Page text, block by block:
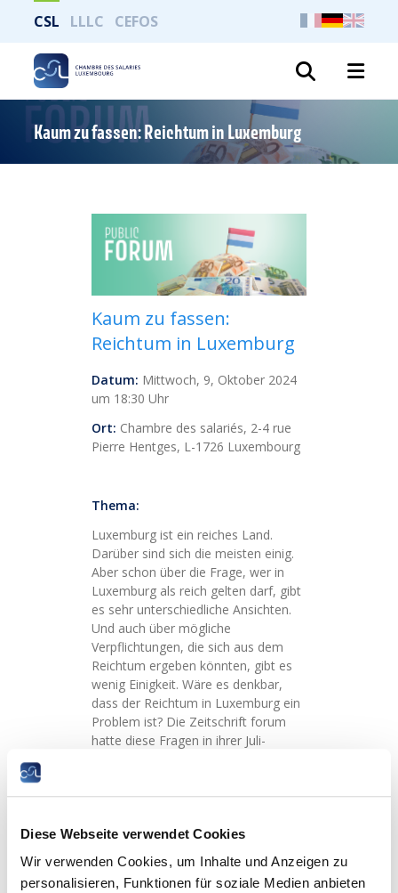
Diese Webseite verwendet Cookies
Wir verwenden Cookies, um Inhalte und Anzeigen zu
personalisieren, Funktionen für soziale Medien anbieten
CSL LLLC CEFOS
Kaum zu fassen: Reichtum in Luxemburg
Kaum zu fassen:
Reichtum in Luxemburg
Datum: Mittwoch, 9, Oktober 2024
um 18:30 Uhr
Ort: Chambre des salariés, 2-4 rue
Pierre Hentges, L-1726 Luxembourg
Thema:
Luxemburg ist ein reiches Land.
Darüber sind sich die meisten einig.
Aber schon über die Frage, wer in
Luxemburg als reich gelten darf, gibt
es sehr unterschiedliche Ansichten.
Und auch über mögliche
Verpflichtungen, die sich aus dem
Reichtum ergeben könnten, gibt es
wenig Einigkeit. Wäre es denkbar,
dass der Reichtum in Luxemburg ein
Problem ist? Die Zeitschrift forum
hatte diese Fragen in ihrer Juli-
Arbeitnehmerkammer (CSL), das
Thema mit Ihnen vertiefen.